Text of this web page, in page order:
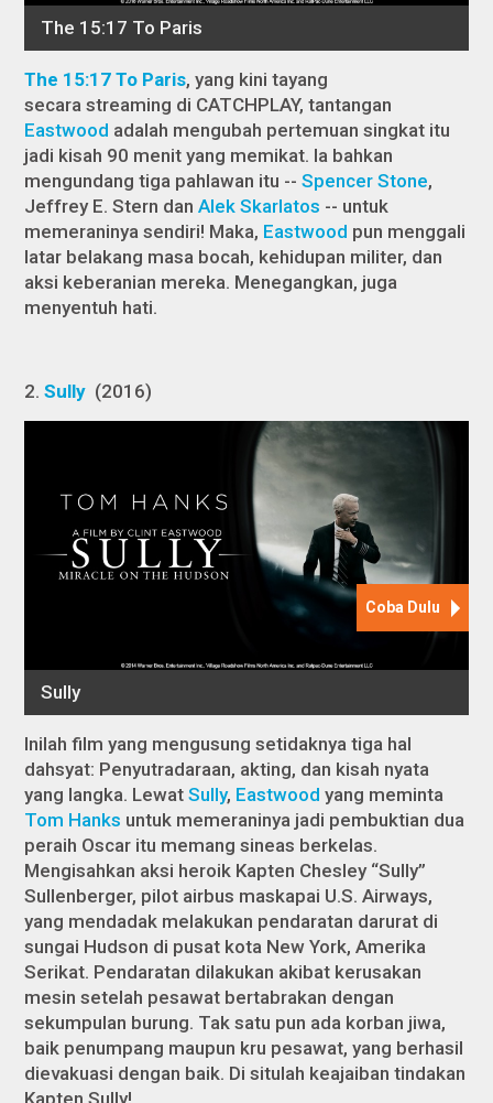
The 15:17 To Paris, yang kini tayang
secarastreaming di CATCHPLAY, tantangan
Eastwood adalah mengubah pertemuan singkat itu
jadi kisah 90 menit yang memikat. Ia bahkan
mengundang tiga pahlawan itu --Spencer Stone,
Jeffrey E. Stern danAlek Skarlatos -- untuk
memeraninya sendiri! Maka, Eastwood pun menggali
latar belakang masa bocah, kehidupan militer, dan
aksi keberanian mereka. Menegangkan, juga
menyentuh hati.
2.Sully (2016)
Inilah film yang mengusung setidaknya tiga hal
dahsyat: Penyutradaraan, akting, dan kisah nyata
yang langka. LewatSully, Eastwood yang meminta
Tom Hanks untuk memeraninya jadi pembuktian dua
peraih Oscar itu memang sineas berkelas.
Mengisahkan aksi heroik Kapten Chesley “Sully”
Sullenberger, pilot airbus maskapai U.S. Airways,
yang mendadak melakukan pendaratan darurat di
sungai Hudson di pusat kota New York, Amerika
Serikat. Pendaratan dilakukan akibat kerusakan
mesin setelah pesawat bertabrakan dengan
sekumpulan burung. Tak satu pun ada korban jiwa,
baik penumpang maupun kru pesawat, yang berhasil
dievakuasi dengan baik. Di situlah keajaiban tindakan